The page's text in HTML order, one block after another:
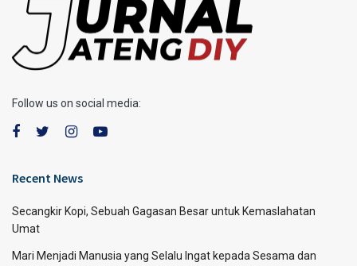
Follow us on social media:
Recent News
Secangkir Kopi, Sebuah Gagasan Besar untuk Kemaslahatan
Umat
Mari Menjadi Manusia yang Selalu Ingat kepada Sesama dan